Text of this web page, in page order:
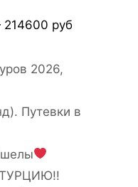
руб
2026,
Путевки в